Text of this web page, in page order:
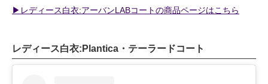
▶︎レディース白衣:アーバンLABコートの商品ページはこちら
レディース白衣:Plantica・テーラードコート